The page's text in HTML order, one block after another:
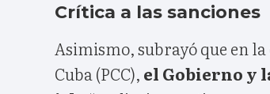
Crítica a las sanciones
Asimismo, subrayó que en
Cuba (PCC), el Gobierno y